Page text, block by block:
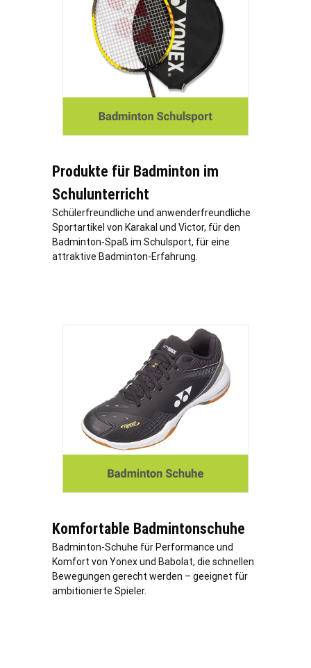
Produkte für Badminton im
Schulunterricht
Schülerfreundliche und anwenderfreundliche
Sportartikel von Karakal und Victor, für den
Badminton-Spaß im Schulsport, für eine
attraktive Badminton-Erfahrung.
Komfortable Badmintonschuhe
Badminton-Schuhe für Performance und
Komfort von Yonex und Babolat, die schnellen
Bewegungen gerecht werden – geeignet für
ambitionierte Spieler.